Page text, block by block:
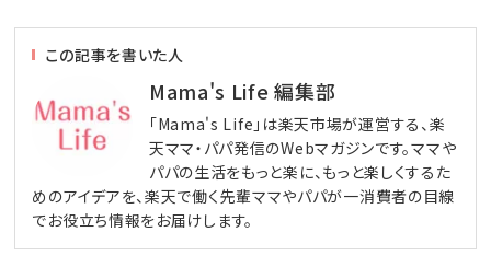
この記事を書いた人
Mama's Life 編集部
「Mama's Life」は楽天市場が運営する、楽
天ママ・パパ発信のWebマガジンです。ママや
パパの生活をもっと楽に、もっと楽しくするた
めのアイデアを、楽天で働く先輩ママやパパが一消費者の目線
でお役立ち情報をお届けします。